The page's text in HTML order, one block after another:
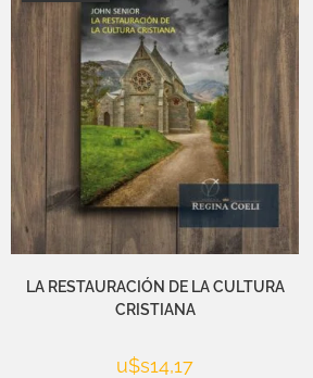
LA RESTAURACIÓN DE LA CULTURA
CRISTIANA
u$s14,17